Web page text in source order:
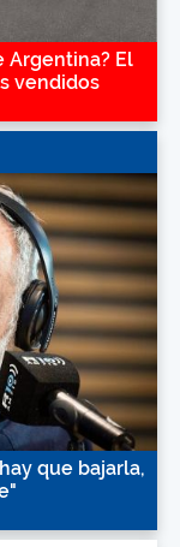
Argentina? El
vendidos
que bajarla,